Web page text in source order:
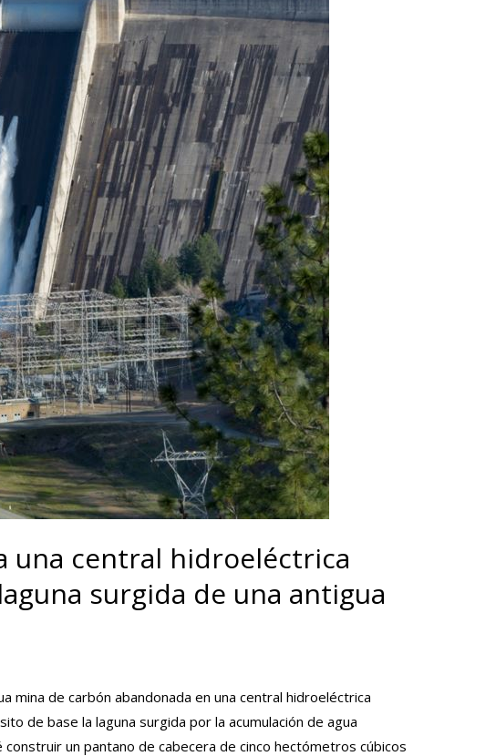
una central hidroeléctrica
surgida de una antigua
mina de carbón abandonada en una central hidroeléctrica
de base la laguna surgida por la acumulación de agua
un pantano de cabecera de cinco hectómetros cúbicos